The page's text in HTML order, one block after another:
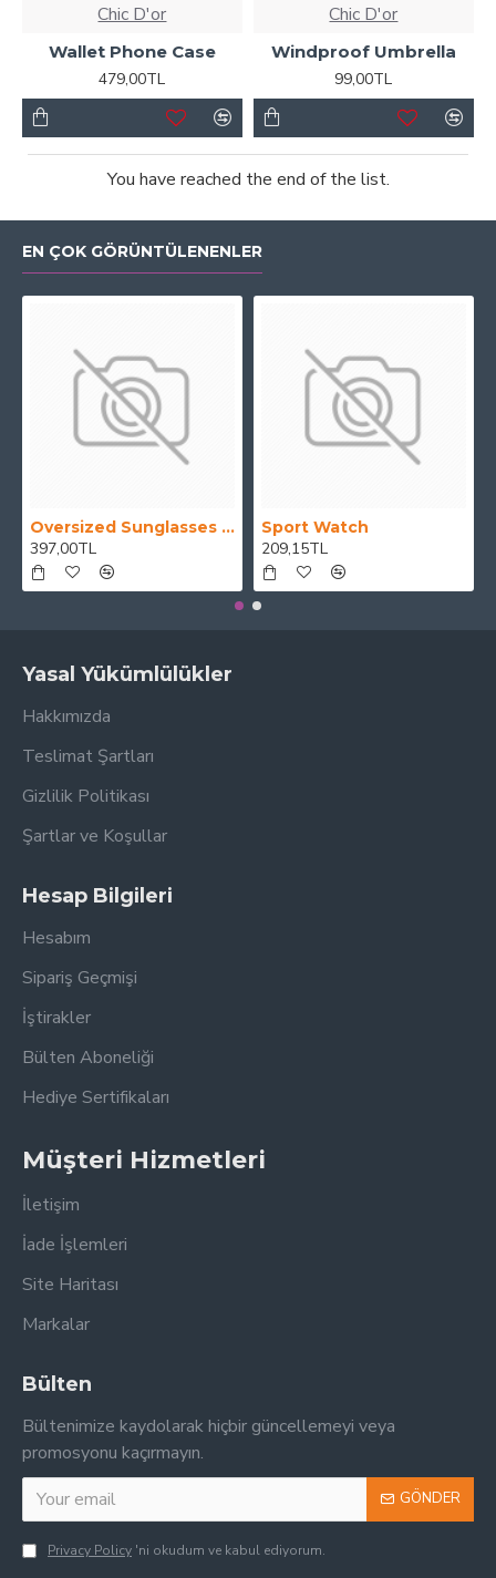
Chic D'or
Wallet Phone Case
479,00TL
Chic D'or
Windproof Umbrella
99,00TL
You have reached the end of the list.
EN ÇOK GÖRÜNTÜLENENLER
Oversized Sunglasses For Long Summer Days
397,00TL
Sport Watch
209,15TL
Yasal Yükümlülükler
Hakkımızda
Teslimat Şartları
Gizlilik Politikası
Şartlar ve Koşullar
Hesap Bilgileri
Hesabım
Sipariş Geçmişi
İştirakler
Bülten Aboneliği
Hediye Sertifikaları
Müşteri Hizmetleri
İletişim
İade İşlemleri
Site Haritası
Markalar
Bülten
Bültenimize kaydolarak hiçbir güncellemeyi veya
promosyonu kaçırmayın.
GÖNDER
Privacy Policy 'ni okudum ve kabul ediyorum.